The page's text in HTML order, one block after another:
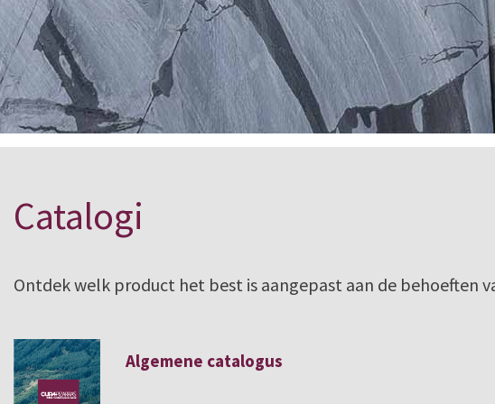
Catalogi
Ontdek welk product het best is aangepast aan de behoeften
Algemene catalogus